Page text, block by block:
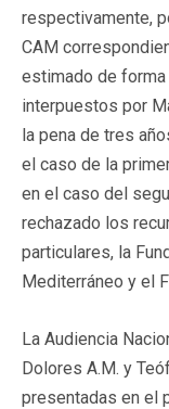
respectivamente,
CAM
estimado de
interpuestos por
la pena de tres
el caso de la
en el caso del
rechazado los
particulares, la
Mediterráneo y el
La Audiencia
Dolores A.M. y
presentadas en el